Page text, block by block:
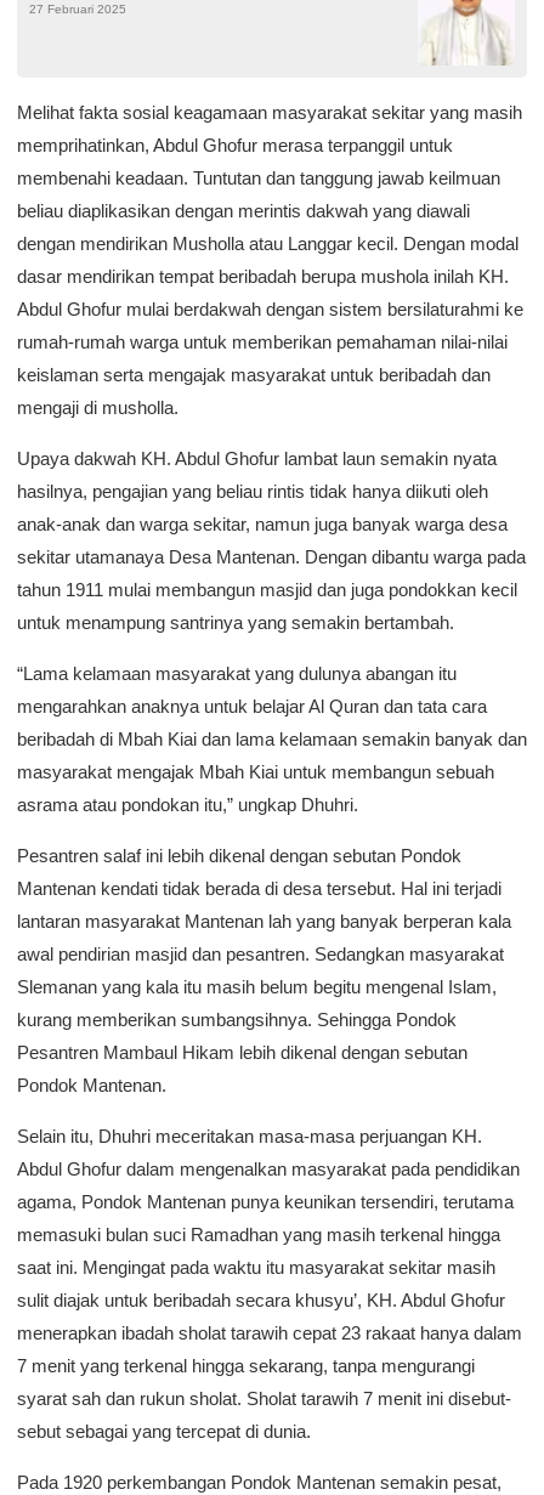
27 Februari 2025
Melihat fakta sosial keagamaan masyarakat sekitar yang masih
memprihatinkan, Abdul Ghofur merasa terpanggil untuk
membenahi keadaan. Tuntutan dan tanggung jawab keilmuan
beliau diaplikasikan dengan merintis dakwah yang diawali
dengan mendirikan Musholla atau Langgar kecil. Dengan modal
dasar mendirikan tempat beribadah berupa mushola inilah KH.
Abdul Ghofur mulai berdakwah dengan sistem bersilaturahmi ke
rumah-rumah warga untuk memberikan pemahaman nilai-nilai
keislaman serta mengajak masyarakat untuk beribadah dan
mengaji di musholla.
Upaya dakwah KH. Abdul Ghofur lambat laun semakin nyata
hasilnya, pengajian yang beliau rintis tidak hanya diikuti oleh
anak-anak dan warga sekitar, namun juga banyak warga desa
sekitar utamanaya Desa Mantenan. Dengan dibantu warga pada
tahun 1911 mulai membangun masjid dan juga pondokkan kecil
untuk menampung santrinya yang semakin bertambah.
“Lama kelamaan masyarakat yang dulunya abangan itu
mengarahkan anaknya untuk belajar Al Quran dan tata cara
beribadah di Mbah Kiai dan lama kelamaan semakin banyak dan
masyarakat mengajak Mbah Kiai untuk membangun sebuah
asrama atau pondokan itu,” ungkap Dhuhri.
Pesantren salaf ini lebih dikenal dengan sebutan Pondok
Mantenan kendati tidak berada di desa tersebut. Hal ini terjadi
lantaran masyarakat Mantenan lah yang banyak berperan kala
awal pendirian masjid dan pesantren. Sedangkan masyarakat
Slemanan yang kala itu masih belum begitu mengenal Islam,
kurang memberikan sumbangsihnya. Sehingga Pondok
Pesantren Mambaul Hikam lebih dikenal dengan sebutan
Pondok Mantenan.
Selain itu, Dhuhri meceritakan masa-masa perjuangan KH.
Abdul Ghofur dalam mengenalkan masyarakat pada pendidikan
agama, Pondok Mantenan punya keunikan tersendiri, terutama
memasuki bulan suci Ramadhan yang masih terkenal hingga
saat ini. Mengingat pada waktu itu masyarakat sekitar masih
sulit diajak untuk beribadah secara khusyu’, KH. Abdul Ghofur
menerapkan ibadah sholat tarawih cepat 23 rakaat hanya dalam
7 menit yang terkenal hingga sekarang, tanpa mengurangi
syarat sah dan rukun sholat. Sholat tarawih 7 menit ini disebut-
sebut sebagai yang tercepat di dunia.
Pada 1920 perkembangan Pondok Mantenan semakin pesat,